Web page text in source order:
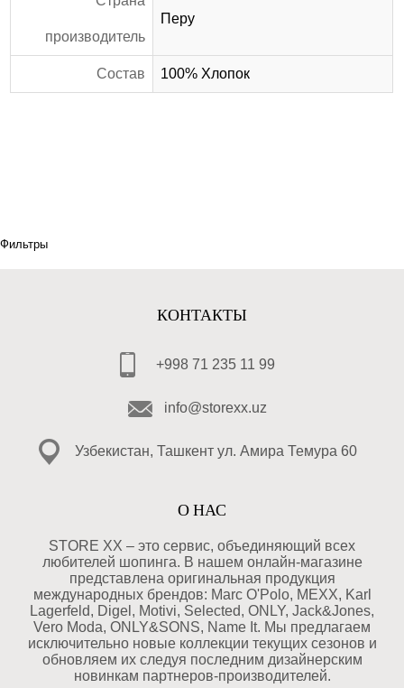
производитель
Перу
Состав 100% Хлопок
Фильтры
КОНТАКТЫ
+998 71 235 11 99
info@storexx.uz
Узбекистан, Ташкент ул. Амира Темура 60
О НАС
STORE XX – это сервис, объединяющий всех
любителей шопинга. В нашем онлайн-магазине
представлена оригинальная продукция
международных брендов: Marc O'Polo, MEXX, Karl
Lagerfeld, Digel, Motivi, Selected, ONLY, Jack&Jones,
Vero Moda, ONLY&SONS, Name It. Мы предлагаем
исключительно новые коллекции текущих сезонов и
обновляем их следуя последним дизайнерским
новинкам партнеров-производителей.